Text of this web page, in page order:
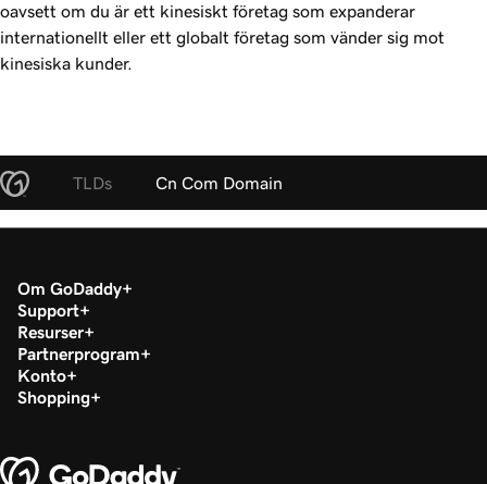
oavsett om du är ett kinesiskt företag som expanderar
internationellt eller ett globalt företag som vänder sig mot
kinesiska kunder.
TLDs Cn Com Domain
Om GoDaddy
Support
Resurser
Partnerprogram
Konto
Shopping